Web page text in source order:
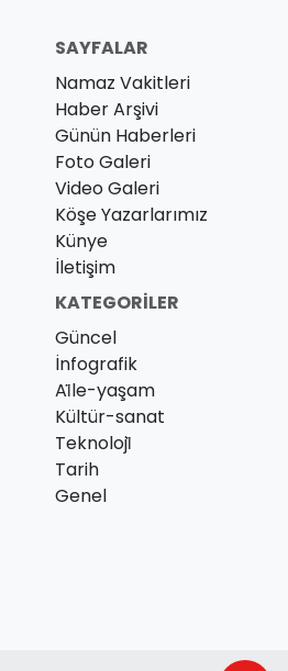
SAYFALAR
Namaz Vakitleri
Haber Arşivi
Günün Haberleri
Foto Galeri
Video Galeri
Köşe Yazarlarımız
Künye
İletişim
KATEGORILER
Güncel
İnfografik
Ai̇le-yaşam
Kültür-sanat
Teknoloji̇
Tarih
Genel